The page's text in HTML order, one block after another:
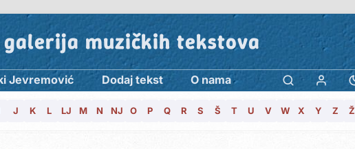
muzičkih tekstova
Jevremović Dodaj tekst O nama
J K L LJ M N NJ O P Q R S Š T U V W X Y Z Ž